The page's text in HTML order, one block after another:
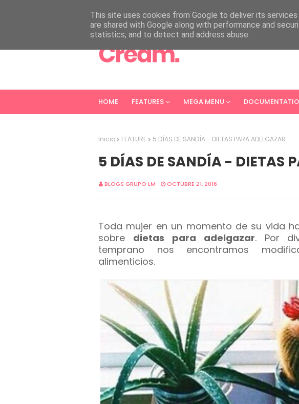
HOME FEATURES MEGA MENU
Inicio FEATURE 5 DÍAS DE SANDÍA - DIETAS PARA ADELGAZAR
5 DÍAS DE SANDÍA - DIETAS
BLOGS GRUPO LM OCTUBRE 21, 2016
Toda mujer en un momento de su vida
sobre dietas para adelgazar. Por
temprano nos encontramos
alimenticios.
This site uses cookies from Google to deliver its
are shared with Google along with performance and
statistics, and to detect and address abuse.